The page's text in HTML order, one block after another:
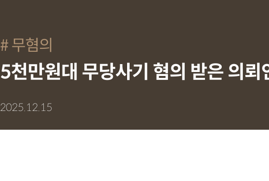
무혐의
5천만원대 무당사기 혐의 받은 의뢰
2025.12.15